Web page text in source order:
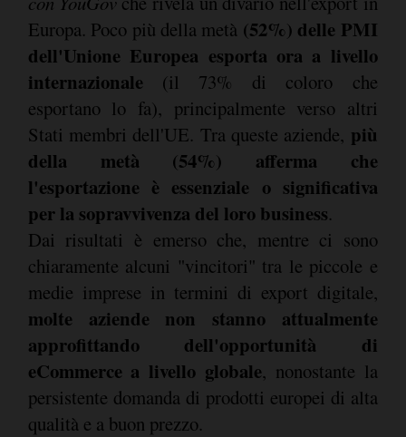
Europa. Poco più della metà (52%) delle PMI
dell'Unione Europea esporta ora a livello
internazionale (il 73% di coloro che
esportano lo fa), principalmente verso altri
Stati membri dell'UE. Tra queste aziende, più
della metà (54%) afferma che
l'esportazione è essenziale o significativa
per la sopravvivenza del loro business.
Dai risultati è emerso che, mentre ci sono
chiaramente alcuni "vincitori" tra le piccole e
medie imprese in termini di export digitale,
molte aziende non stanno attualmente
approfittando dell'opportunità di
eCommerce a livello globale, nonostante la
persistente domanda di prodotti europei di alta
qualità e a buon prezzo.